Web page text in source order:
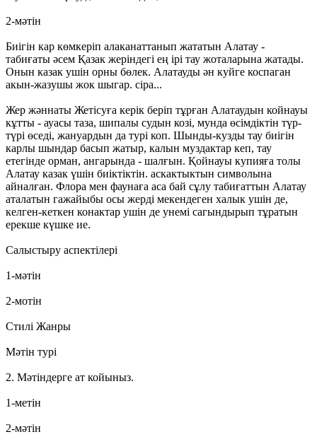
2-мәтiн
Биігін кар көмкерiп алаканаттанып жататын Алатау -
табиғаты әсем Қазак жерiндегi ең iрi тау жоталарына жатады.
Онын казак ушiн орны бөлек. Алатауды ән куйге коспаган
акын-жазушы жок шыгар. сiра...
Жер жәннаты Жетісуға керік беріп тұрған Алатаудын койнауы
кұтты - ауасы таза, шипалы судын козi, мунда өсiмдiктiн түр-
түрі өседi, жануардын да турі коп. Шынды-кузды тау биiгiн
карлы шындар басып жатыр, калын муздактар кеп, тау
етегінде орман, ангарында - шалғын. Қойнауы купияға толы
Алатау казак үшін биіктіктін. аскактыктын символына
айналған. Флора мен фаунаға аса бай сұлу табиғаттын Алатау
аталатын гажайыбы осы жердi мекендеген халык ушiн де,
келген-кеткен конактар ушiн де унемі сагындырып тұратын
ерекше күшке ие.
Салыстыру аспектiлерi
1-мәтін
2-мотiн
Стилі Жанры
Мәтiн турi
2. Мәтiндерге ат койыныз.
1-метiн
2-мәтін